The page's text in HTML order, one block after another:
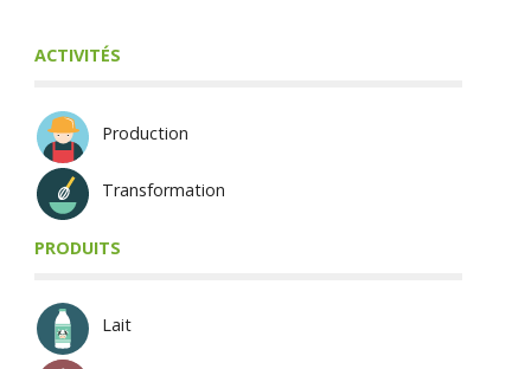
ACTIVITÉS
Production
Transformation
PRODUITS
Lait